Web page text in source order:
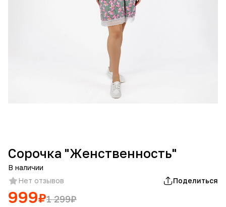
Сорочка "Женственность"
В наличии
Нет отзывов
Поделиться
999₽1 299₽